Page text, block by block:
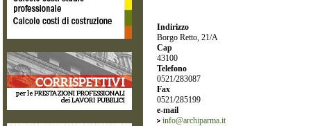
Indirizzo
Borgo Retto, 21/A
Cap
43100
Telefono
0521/283087
Fax
0521/285199
e-mail
info@archiparma.it